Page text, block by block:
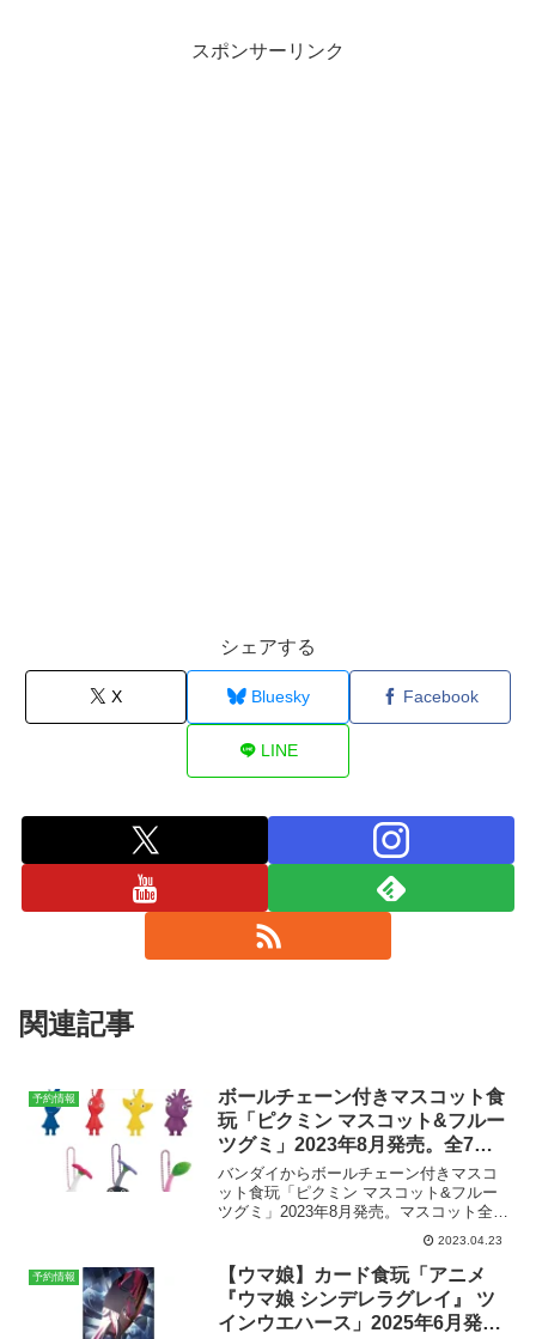
スポンサーリンク
シェアする
X Bluesky Facebook
LINE
関連記事
予約情報
ボールチェーン付きマスコット食
玩「ピクミン マスコット&フルー
ツグミ」2023年8月発売。全7
種。
バンダイからボールチェーン付きマスコ
ット食玩「ピクミン マスコット&フルー
ツグミ」2023年8月発売。マスコット全7
種。ピクミン マスコット&フルーツグミ
一個 385円(税込)2023年8月発売予定バン
ダイ楽天市場で検索する▶︎ピクミンの
ボ...
2023.04.23
予約情報
【ウマ娘】カード食玩「アニメ
『ウマ娘 シンデレラグレイ』 ツ
インウエハース」2025年6月発